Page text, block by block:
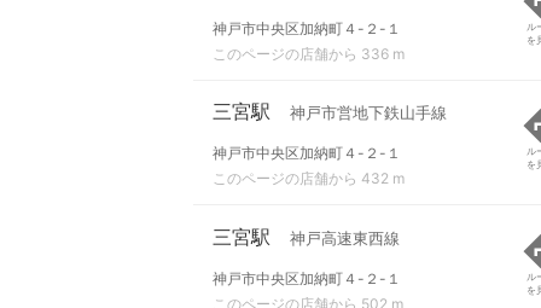
神戸市中央区加納町４-２-１
このページの店舗から 336 m
ル
を
三宮駅 神戸市営地下鉄山手線
神戸市中央区加納町４-２-１
このページの店舗から 432 m
ル
を
三宮駅 神戸高速東西線
神戸市中央区加納町４-２-１
このページの店舗から 502 m
ル
を